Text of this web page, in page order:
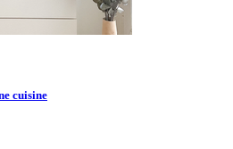
cuisine